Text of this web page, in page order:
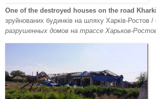
One of the destroyed houses on the road
зруйнованих будинків на шляху Харків-Ростов /
разрушенных домов на трассе Харьков-